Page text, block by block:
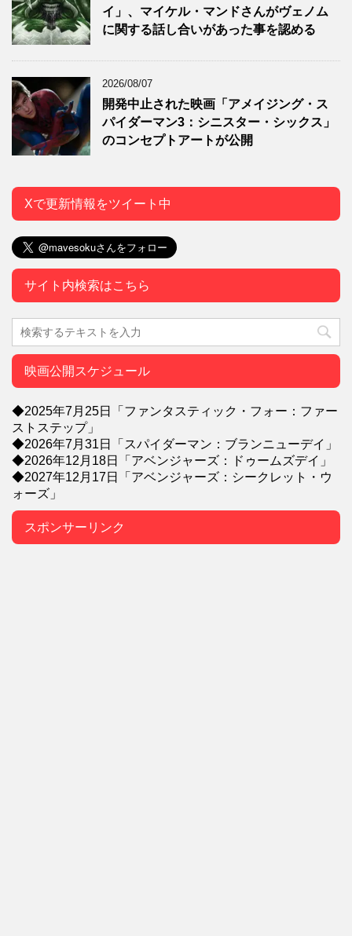
イ」、マイケル・マンドさんがヴェノム
に関する話し合いがあった事を認める
2026/08/07
開発中止された映画「アメイジング・ス
パイダーマン3：シニスター・シックス」
のコンセプトアートが公開
Xで更新情報をツイート中
サイト内検索はこちら
映画公開スケジュール
◆2025年7月25日「ファンタスティック・フォー：ファー
ストステップ」
◆2026年7月31日「スパイダーマン：ブランニューデイ」
◆2026年12月18日「アベンジャーズ：ドゥームズデイ」
◆2027年12月17日「アベンジャーズ：シークレット・ウ
ォーズ」
スポンサーリンク